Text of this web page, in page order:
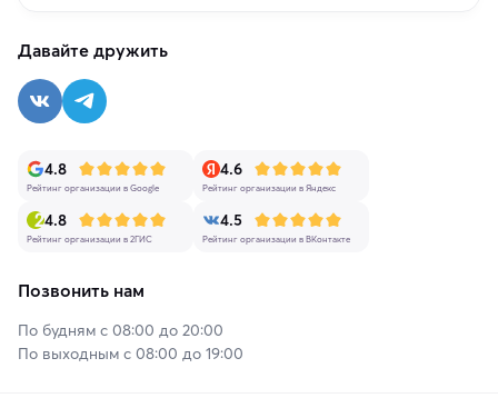
Давайте дружить
4.8
Рейтинг организации в Google
4.6
Рейтинг организации в Яндекс
4.8
Рейтинг организации в 2ГИС
4.5
Рейтинг организации в ВКонтакте
Позвонить нам
По будням с 08:00 до 20:00
По выходным с 08:00 до 19:00